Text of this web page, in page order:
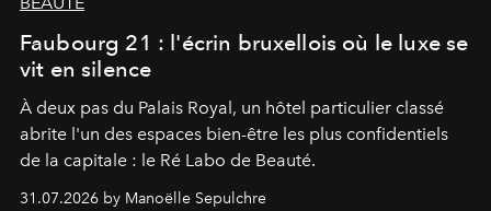
Faubourg 21 : l'écrin bruxellois où le luxe se
vit en silence
À deux pas du Palais Royal, un hôtel particulier classé
abrite l'un des espaces bien-être les plus confidentiels
de la capitale : le Ré Labo de Beauté.
31.07.2026 by Manoëlle Sepulchre